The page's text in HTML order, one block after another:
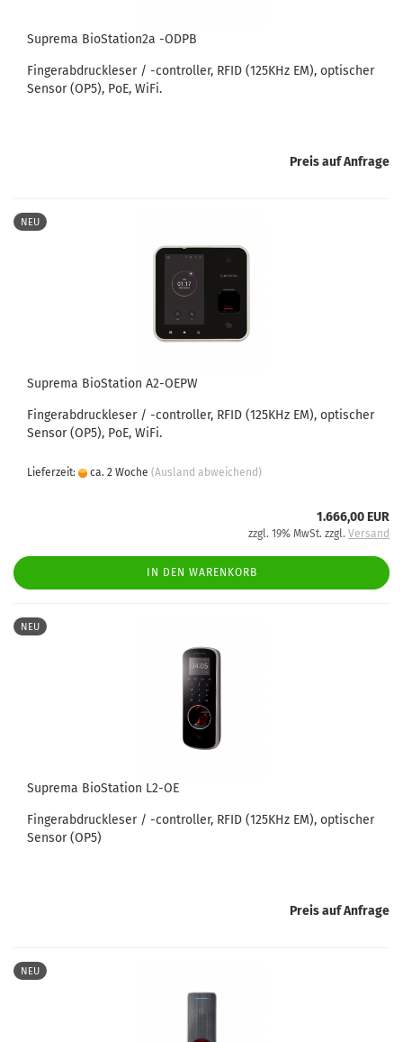
Suprema BioStation2a -ODPB
Fingerabdruckleser / -controller, RFID (125KHz EM), optischer
Sensor (OP5), PoE, WiFi.
Preis auf Anfrage
NEU
Suprema BioStation A2-OEPW
Fingerabdruckleser / -controller, RFID (125KHz EM), optischer
Sensor (OP5), PoE, WiFi.
Lieferzeit: ca. 2 Woche (Ausland abweichend)
1.666,00 EUR
zzgl. 19% MwSt. zzgl. Versand
IN DEN WARENKORB
NEU
Suprema BioStation L2-OE
Fingerabdruckleser / -controller, RFID (125KHz EM), optischer
Sensor (OP5)
Preis auf Anfrage
NEU